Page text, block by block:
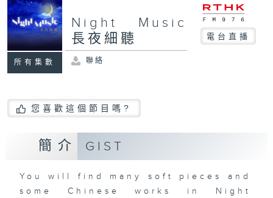
所有集數
Night Music
長夜細聽
電台直播
聯絡
您喜歡這個節目嗎?
簡介 GIST
You will find many soft pieces and
some Chinese works in Night